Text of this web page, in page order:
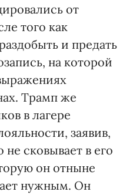
от
того как
и предать
на которой
Трамп же
в лагере
заявив,
не сковывает в его
он отныне
нужным. Он